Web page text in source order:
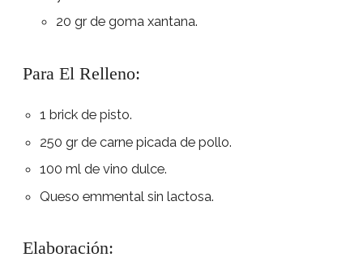
20 gr de goma xantana.
Para El Relleno:
1 brick de pisto.
250 gr de carne picada de pollo.
100 ml de vino dulce.
Queso emmental sin lactosa.
Elaboración: